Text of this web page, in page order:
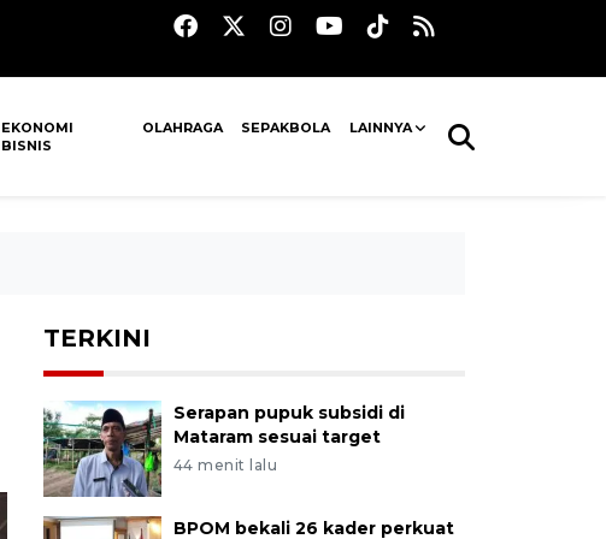
EKONOMI
BISNIS
OLAHRAGA SEPAKBOLA LAINNYA
TERKINI
Serapan pupuk subsidi di
Mataram sesuai target
44 menit lalu
BPOM bekali 26 kader perkuat